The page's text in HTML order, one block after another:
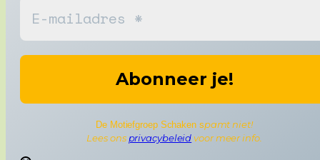
De Motiefgroep Schaken spamt niet!
Lees onsprivacybeleidvoor meer info.